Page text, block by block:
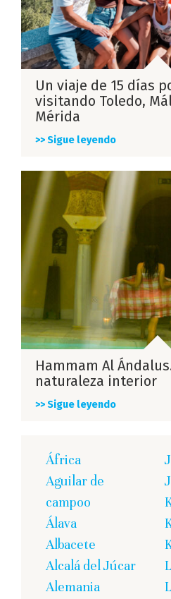
Un viaje de 15 días
visitando Toledo,
Mérida
>> Sigue leyendo
Hammam Al
naturaleza interior
>> Sigue leyendo
África
Aguilar de
campoo
Álava
Albacete
Alcalá del Júcar
Alemania